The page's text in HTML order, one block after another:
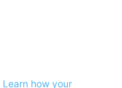
Learn how your